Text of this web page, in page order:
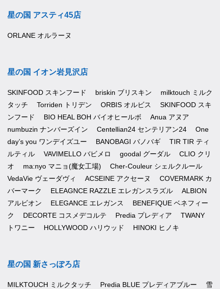
星の国 アスティ45店
ORLANE オルラーヌ
星の国 イオン岩見沢店
SKINFOOD スキンフード briskin ブリスキン
milktouch ミルク
タッチ
Torriden トリデン ORBIS オルビス
SKINFOOD スキ
ンフード
BIO HEAL BOH バイオヒールボ
Anua アヌア
numbuzin ナンバーズイン
Centellian24 センテリアン24
One
day’s you ワンデイズユー
BANOBAGI バノバギ
TIR TIR ティ
ルティル
VAVIMELLO バビメロ goodal グーダル
CLIO クリ
オ
ma:nyo マニョ(魔女工場)
Cher-Couleur シェルクルール
VedaVie ヴェーダヴィ
ACSEINE アクセーヌ
COVERMARK カ
バーマーク
ELEAGNCE RAZZLE エレガンスラズル
ALBION
アルビオン
ELEGANCE エレガンス
BENEFIQUE ベネフィー
ク
DECORTE コスメデコルテ Predia プレディア
TWANY
トワニー
HOLLYWOOD ハリウッド HINOKI ヒノキ
星の国 新さっぽろ店
MILKTOUCH ミルクタッチ Predia BLUE プレディアブルー
雪